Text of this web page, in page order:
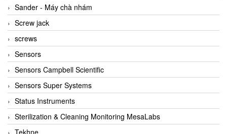
BURLING INSTRUMENTS
Burster
BUSCHJOST
Calectro
Campbell Scientific
Canneed Vietnam
Cantoni
CAPS
CAREL Parts
Sander - Máy chà nhám
Screw jack
screws
Sensors
Sensors Campbell Scientific
Sensors Super Systems
Status Instruments
Sterilization & Cleaning Monitoring MesaLabs
Tekhne